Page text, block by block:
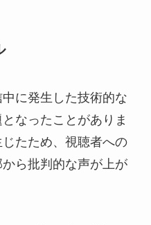
に発生した技術的な
なったことがありま
たため、視聴者への
ら批判的な声が上が